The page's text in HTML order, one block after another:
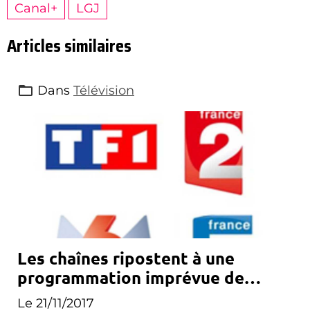
Canal+ LGJ
Articles similaires
Dans Télévision
Les chaînes ripostent à une
programmation imprévue de
Canal+
Le 21/11/2017